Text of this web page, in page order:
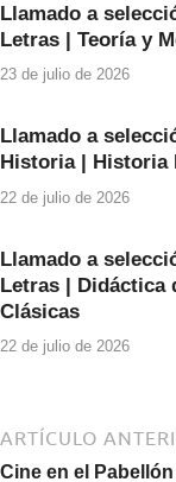
o
o
p
Llamado a
Letras | Teoría y
23 de julio de 2026
Llamado a
Historia | Historia
22 de julio de 2026
Llamado a
Letras | Didáctica
Clásicas
22 de julio de 2026
ARTÍCULO
Cine en el